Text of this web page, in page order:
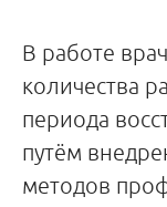
В работе
количества
периода
путём
методов